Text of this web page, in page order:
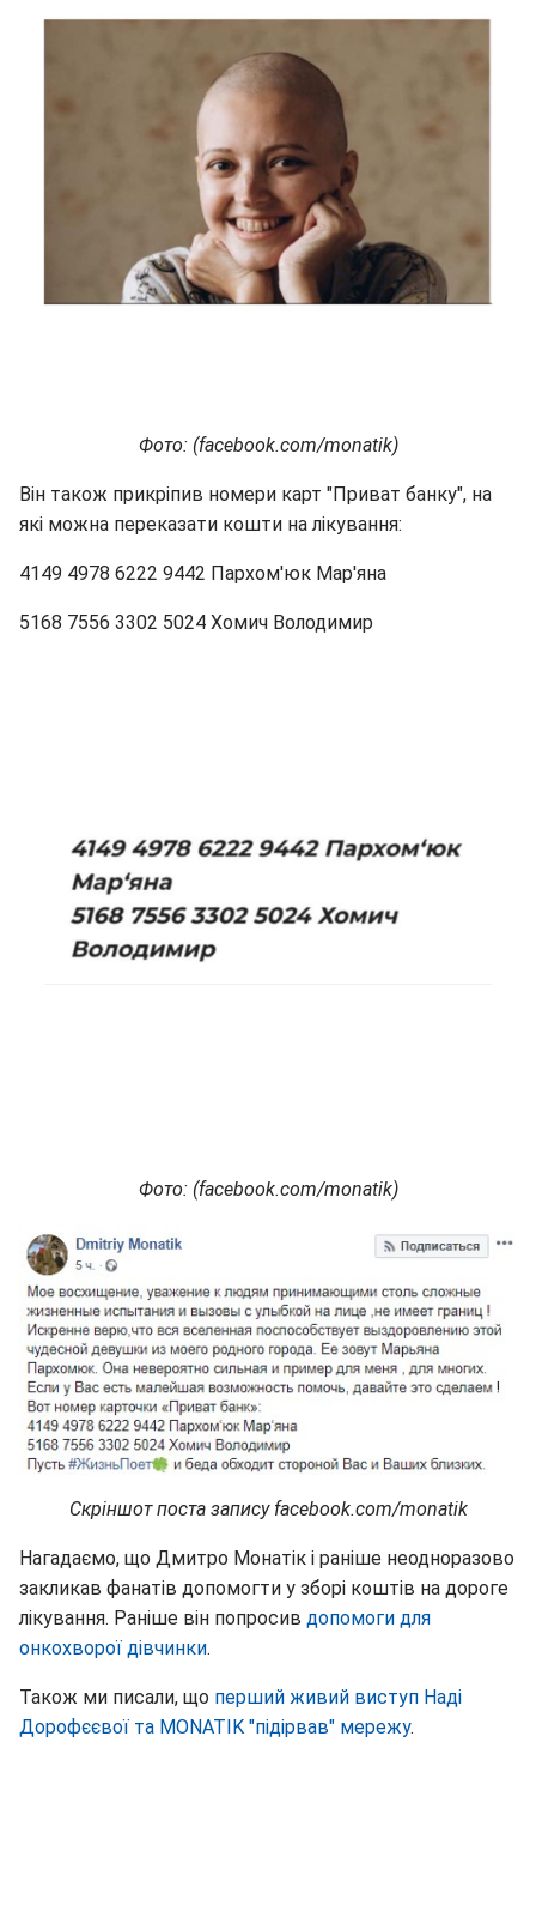
Фото: (facebook.com/monatik)
Він також прикріпив номери карт "Приват банку", на
які можна переказати кошти на лікування:
4149 4978 6222 9442 Пархом'юк Мар'яна
5168 7556 3302 5024 Хомич Володимир
Фото: (facebook.com/monatik)
Скріншотпостазаписуfacebook.com/monatik
Нагадаємо, що Дмитро Монатік і раніше неодноразово
закликав фанатів допомогти у зборі коштів на дороге
лікування. Раніше він попросив допомоги для
онкохворої дівчинки.
Також ми писали, що перший живий виступ Наді
Дорофєєвої та MONATIK "підірвав" мережу.